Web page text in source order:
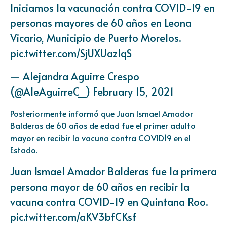
Iniciamos la vacunación contra COVID-19 en
personas mayores de 60 años en Leona
Vicario, Municipio de Puerto Morelos.
pic.twitter.com/SjUXUazlqS
— Alejandra Aguirre Crespo
(@AleAguirreC_) February 15, 2021
Posteriormente informó que Juan Ismael Amador
Balderas de 60 años de edad fue el primer adulto
mayor en recibir la vacuna contra COVID19 en el
Estado.
Juan Ismael Amador Balderas fue la primera
persona mayor de 60 años en recibir la
vacuna contra COVID-19 en Quintana Roo.
pic.twitter.com/aKV3bfCKsf